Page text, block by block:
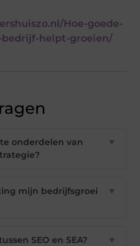
Hoe-goede-
helpt-groeien/
onderdelen van
▼
mijn bedrijfsgroei
▼
SEO en SEA? ▼